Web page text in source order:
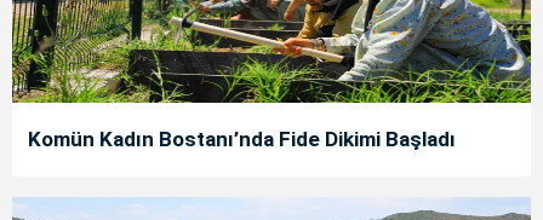
Komün Kadın Bostanı’nda Fide Dikimi Başladı